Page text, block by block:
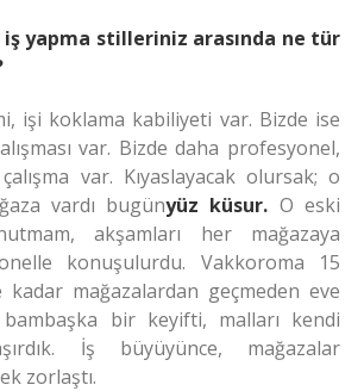
iş yapma stilleriniz arasında ne tür
işi koklama kabiliyeti var. Bizde ise
var. Bizde daha profesyonel,
var. Kıyaslayacak olursak; o
vardı bugünyüz küsur. O eski
akşamları her mağazaya
konuşulurdu. Vakkoroma 15
kadar mağazalardan geçmeden eve
bir keyifti, malları kendi
İş büyüyünce, mağazalar
zorlaştı.